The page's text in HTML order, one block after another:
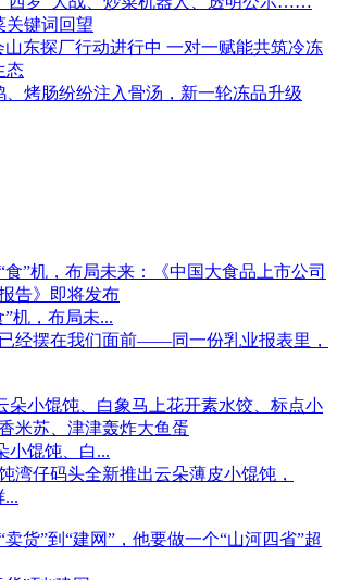
机，布局未...
经摆在我们面前——同一份乳业报表里，
小馄饨、白...
湾仔码头全新推出云朵薄皮小馄饨，
...